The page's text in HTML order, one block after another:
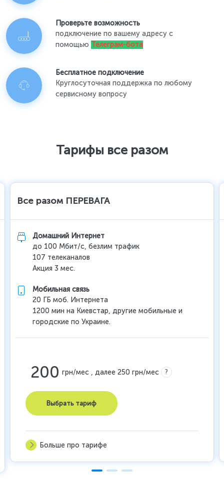
Проверьте возможность
подключение по вашему адресу с
помощью Телеграм-бота
Бесплатное подключение
Круглосуточная поддержка по любому
сервисному вопросу
Тарифы все разом
Все разом ПЕРЕВАГА
Домашний Интернет
до 100 Мбит/с, безлим трафик
107 телеканалов
Акция 3 мес.
Мобильная связь
20 ГБ моб. Интернета
1200 мин на Киевстар, другие мобильные и
городские по Украине.
200 грн/мес , далее 250 грн/мес ?
Выбрать тариф
Больше про тарифе